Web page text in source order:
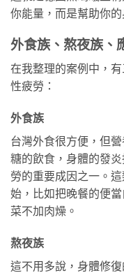
你能量，而是幫助你
外食族、熬夜族
在我整理的案例中，
性疲勞：
外食族
台灣外食很方便，但
糖的飲食，身體的發
勞的重要成因之一。
始，比如把晚餐的便
菜不加肉燥。
熬夜族
這不用多說，身體修